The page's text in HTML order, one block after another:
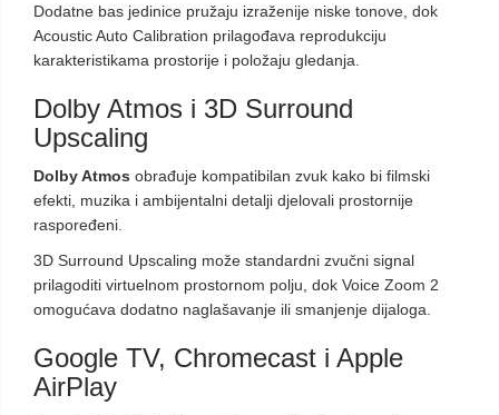
Dodatne bas jedinice pružaju izraženije niske tonove, dok
Acoustic Auto Calibration prilagođava reprodukciju
karakteristikama prostorije i položaju gledanja.
Dolby Atmos i 3D Surround
Upscaling
Dolby Atmos obrađuje kompatibilan zvuk kako bi filmski
efekti, muzika i ambijentalni detalji djelovali prostornije
raspoređeni.
3D Surround Upscaling može standardni zvučni signal
prilagoditi virtuelnom prostornom polju, dok Voice Zoom 2
omogućava dodatno naglašavanje ili smanjenje dijaloga.
Google TV, Chromecast i Apple
AirPlay